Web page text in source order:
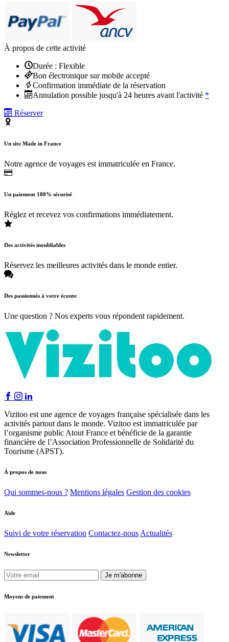
À propos de cette activité
Durée : Flexible
Bon électronique sur mobile accepté
Confirmation immédiate de la réservation
Annulation possible jusqu'à 24 heures avant l'activité *
Réserver
Un site Made in France
Notre agence de voyages est immatriculée en France.
Un paiement 100% sécurisé
Réglez et recevez vos confirmations immédiatement.
Des activités inoubliables
Réservez les meilleures activités dans le monde entier.
Des passionnés à votre écoute
Une question ? Nos experts vous répondent rapidement.
Vizitoo est une agence de voyages française spécialisée dans les
activités partout dans le monde. Vizitoo est immatriculée par
l’organisme public Atout France et bénéficie de la garantie
financière de l’Association Professionnelle de Solidarité du
Tourisme (APST).
À propos de nous
Qui sommes-nous ? Mentions légales Gestion des cookies
Aide
Suivi de votre réservation Contactez-nous Actualités
Newsletter
Je m'abonne
Moyens de paiement